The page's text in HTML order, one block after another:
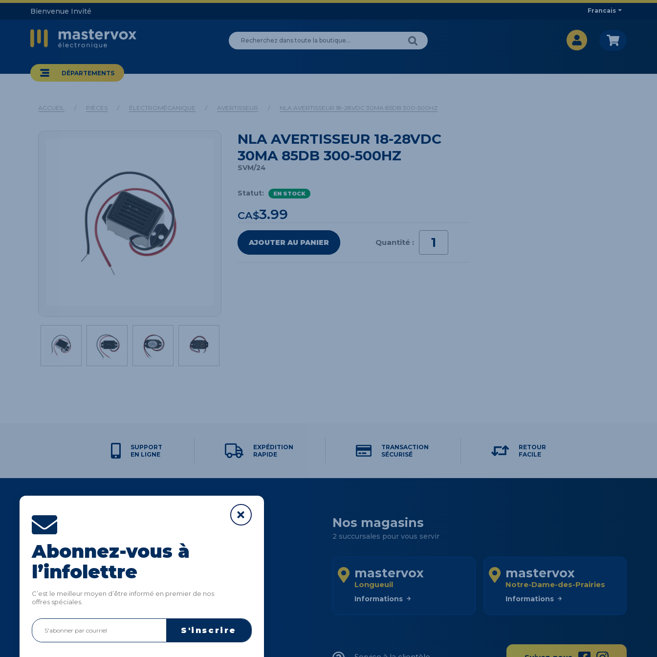
Bienvenue Invité Francais
DÉPARTEMENTS
ACCUEIL / PIÈCES / ÉLECTROMÉCANIQUE / AVERTISSEUR / NLA AVERTISSEUR 18-28VDC 30MA 85DB 300-500HZ
NLA AVERTISSEUR 18-28VDC
30MA 85DB 300-500HZ
SVM/24
Statut: EN STOCK
CA$3.99
AJOUTER AU PANIER Quantité :
SUPPORT
EN LIGNE
EXPÉDITION
RAPIDE
TRANSACTION
SÉCURISÉ
RETOUR
FACILE
Politique de confidentialité
Politique d'expédition
Produits non-listés
Soumissions
Nos magasins
Nos magasins
2 succursales pour vous servir
mastervox
Longueuil
Informations
mastervox
Notre-Dame-des-Prairies
Informations
Abonnez-vous à
l’infolettre
C’est le meilleur moyen d’être informé en premier de nos
offres spéciales.